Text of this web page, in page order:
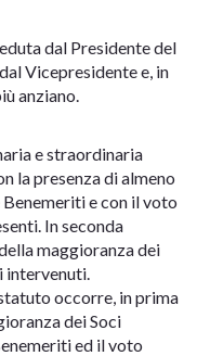
dal Presidente del
Vicepresidente e, in
anziano.
e straordinaria
la presenza di almeno
e con il voto
In seconda
maggioranza dei
intervenuti.
occorre, in prima
dei Soci
ed il voto